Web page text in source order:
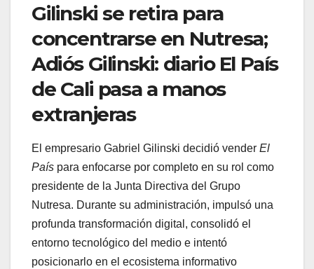
Gilinski se retira para
concentrarse en Nutresa;
Adiós Gilinski: diario El País
de Cali pasa a manos
extranjeras
El empresario Gabriel Gilinski decidió vender El
País para enfocarse por completo en su rol como
presidente de la Junta Directiva del Grupo
Nutresa. Durante su administración, impulsó una
profunda transformación digital, consolidó el
entorno tecnológico del medio e intentó
posicionarlo en el ecosistema informativo